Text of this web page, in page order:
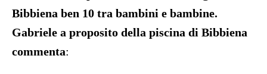
Bibbiena ben 10 tra bambini e bambine.
Gabriele a proposito della piscina di Bibbiena
commenta: